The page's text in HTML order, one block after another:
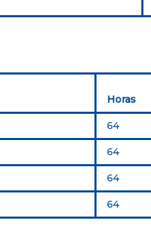
Horas
64
64
64
64